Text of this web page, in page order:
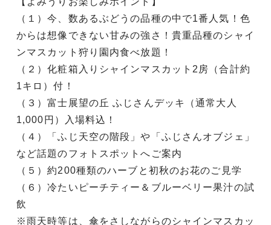
（１）今、数あるぶどうの品種の中で1番人気！色
からは想像できない甘みの強さ！貴重品種のシャイ
ンマスカット狩り園内食べ放題！
（２）化粧箱入りシャインマスカット2房（合計約
1キロ）付！
（３）富士展望の丘 ふじさんデッキ（通常大人
1,000円）入場料込！
（４）「ふじ天空の階段」や「ふじさんオブジェ」
など話題のフォトスポットへご案内
（５）約200種類のハーブと初秋のお花のご見学
（６）冷たいピーチティー＆ブルーベリー果汁の試
飲
※雨天時等は、傘をさしながらのシャインマスカッ